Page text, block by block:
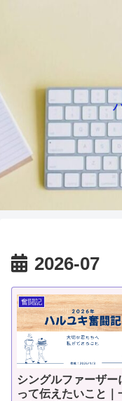
2026-07
奮闘記
シングルファーザー
って伝えたいこと｜